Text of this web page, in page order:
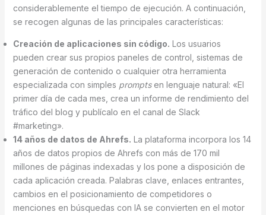
considerablemente el tiempo de ejecución. A continuación,
se recogen algunas de las principales características:
Creación de aplicaciones sin código. Los usuarios
pueden crear sus propios paneles de control, sistemas de
generación de contenido o cualquier otra herramienta
especializada con simples prompts en lenguaje natural: «El
primer día de cada mes, crea un informe de rendimiento del
tráfico del blog y publícalo en el canal de Slack
#marketing».
14 años de datos de Ahrefs. La plataforma incorpora los 14
años de datos propios de Ahrefs con más de 170 mil
millones de páginas indexadas y los pone a disposición de
cada aplicación creada. Palabras clave, enlaces entrantes,
cambios en el posicionamiento de competidores o
menciones en búsquedas con IA se convierten en el motor